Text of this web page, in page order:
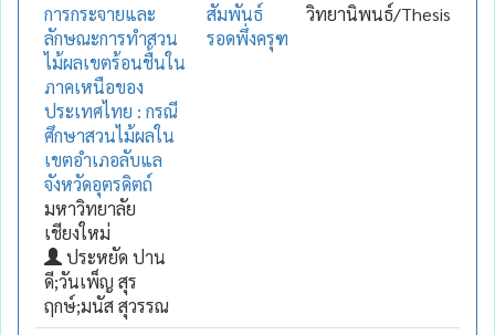
การกระจายและ
ลักษณะการทำสวน
ไม้ผลเขตร้อนชื้นใน
ภาคเหนือของ
ประเทศไทย : กรณี
ศึกษาสวนไม้ผลใน
เขตอำเภอลับแล
จังหวัดอุตรดิตถ์
มหาวิทยาลัย
เชียงใหม่
ประหยัด ปาน
ดี;วันเพ็ญ สุร
ฤกษ์;มนัส สุวรรณ
สัมพันธ์
รอดพึ่งครุฑ
วิทยานิพนธ์/Thesis